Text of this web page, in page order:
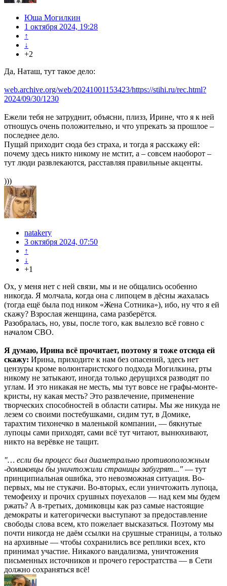
Юша Могилкин
1 октября 2024, 19:28
↑
↓
+2
Да, Наташ, тут такое дело:
web.archive.org/web/20241001153423/https://stihi.ru/rec.html?
2024/09/30/1230
Ежели тебя не затруднит, объясни, плизз, Ирине, что я к ней
отношусь очень положительно, и что упрекать за прошлое –
последнее дело.
Пущай приходит сюда без страха, и тогда я расскажу ей:
почему здесь никто никому не мстит, а – совсем наоборот –
тут люди развлекаются, расставляя правильные акценты.
)))
natakery
3 октября 2024, 07:50
↑
↓
+1
Ох, у меня нет с ней связи, мы и не общались особенно
никогда. Я молчала, когда она с липоцем в дёсны жахалась
(тогда ещё была под ником «Жена Сотника»), ибо, ну что я ей
скажу? Взрослая женщина, сама разберётся.
Разобралась, но, увы, после того, как вылезло всё говно с
началом СВО.
Я думаю, Ирина всё прочитает, поэтому я тоже отсюда ей
скажу: Ирина, приходите к нам без опасений, здесь нет
цензуры кроме волюнтаристского подхода Могилкина, рты
никому не затыкают, иногда только дерущихся разводят по
углам. И это никакая не месть, мы тут вовсе не графы-монте-
кристы, ну какая месть? Это развлечение, применение
творческих способностей в области сатиры. Мы же никуда не
лезем со своими постебушками, сидим тут, в Домике,
тарахтим тихонечко в маленькой компании, — бякнутые
лупоцы сами приходят, сами всё тут читают, вынюхивают,
никто на верёвке не тащит.
"… если бы процесс был диаметрально противоположным
-домиковцы бы уничтожили страницы забугрят..." — тут
принципиальная ошибка, это невозможная ситуация. Во-
первых, мы не стукачи. Во-вторых, если уничтожить лупоца,
темофеиху и прочих срушных поуехалов — над кем мы будем
ржать? А в-третьих, домиковцы как раз самые настоящие
демократы и категорически выступают за предоставление
свободы слова всем, кто пожелает высказаться. Поэтому мы
почти никогда не даём ссылки на срушные страницы, а только
на архивные — чтобы сохранились все реплики всех, кто
принимал участие. Никакого вандализма, уничтожения
письменных источников и прочего геростратства — в Сети
должно сохраняться всё!